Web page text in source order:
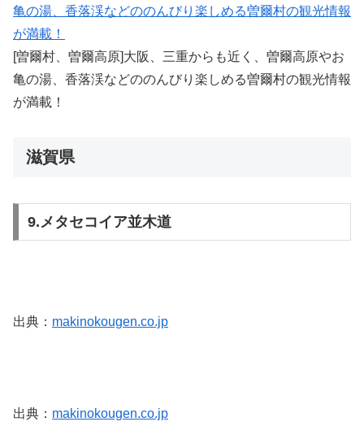
亀の湯、香落渓などののんびり楽しめる曽爾村の観光情報
が満載！
[曽爾村、曽爾高原]大阪、三重からも近く、曽爾高原やお
亀の湯、香落渓などののんびり楽しめる曽爾村の観光情報
が満載！
滋賀県
9.メタセコイア並木道
出典： makinokougen.co.jp
出典： makinokougen.co.jp